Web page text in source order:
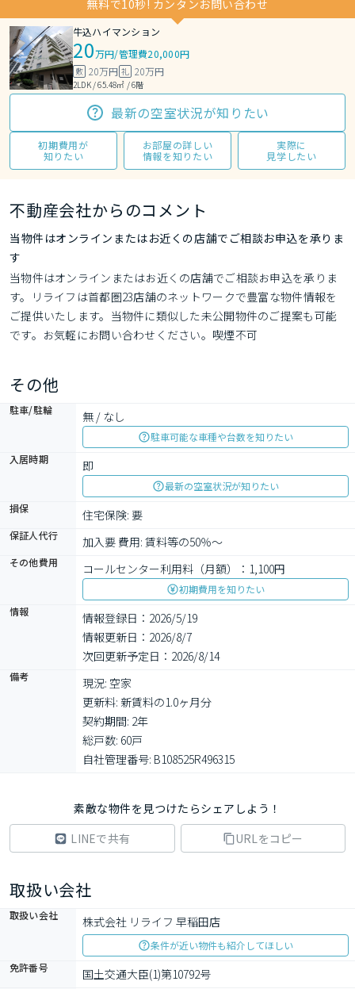
無料で10秒! カンタンお問い合わせ
牛込ハイマンション
20万円/管理費20,000円
敷 20万円 礼 20万円
2LDK / 65.48㎡ / 6階
最新の空室状況が知りたい
初期費用が
知りたい
お部屋の詳しい
情報を知りたい
実際に
見学したい
不動産会社からのコメント
当物件はオンラインまたはお近くの店舗でご相談お申込を承りま
す
当物件はオンラインまたはお近くの店舗でご相談お申込を承りま
す。リライフは首都圏23店舗のネットワークで豊富な物件情報を
ご提供いたします。当物件に類似した未公開物件のご提案も可能
です。お気軽にお問い合わせください。喫煙不可
その他
駐車/駐輪 無 / なし
駐車可能な車種や台数を知りたい
入居時期
即
最新の空室状況が知りたい
損保
住宅保険: 要
保証人代行 加入要 費用: 賃料等の50％～
その他費用 コールセンター利用料（月額）：1,100円
初期費用を知りたい
情報
情報登録日：2026/5/19
情報更新日：2026/8/7
次回更新予定日：2026/8/14
備考
現況: 空家
更新料: 新賃料の1.0ヶ月分
契約期間: 2年
総戸数: 60戸
自社管理番号: B108525R496315
素敵な物件を見つけたらシェアしよう！
LINEで共有
URLをコピー
取扱い会社
取扱い会社 株式会社 リライフ 早稲田店
条件が近い物件も紹介してほしい
免許番号
国土交通大臣(1)第10792号